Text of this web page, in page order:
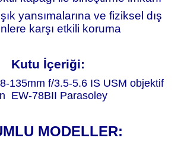
yansımalarına ve fiziksel dış
karşı etkili koruma
Kutu İçeriği:
135mm f/3.5-5.6 IS USM objektif
EW-78BII Parasoley
MODELLER: